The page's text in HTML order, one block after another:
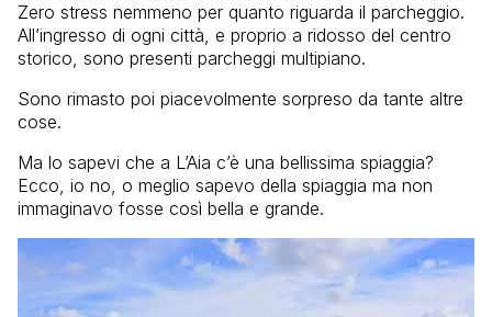
Zero stress nemmeno per quanto riguarda il parcheggio.
All’ingresso di ogni città, e proprio a ridosso del centro
storico, sono presenti parcheggi multipiano.
Sono rimasto poi piacevolmente sorpreso da tante altre
cose.
Ma lo sapevi che a L’Aia c’è una bellissima spiaggia?
Ecco, io no, o meglio sapevo della spiaggia ma non
immaginavo fosse così bella e grande.